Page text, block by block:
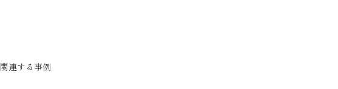
関連する事例